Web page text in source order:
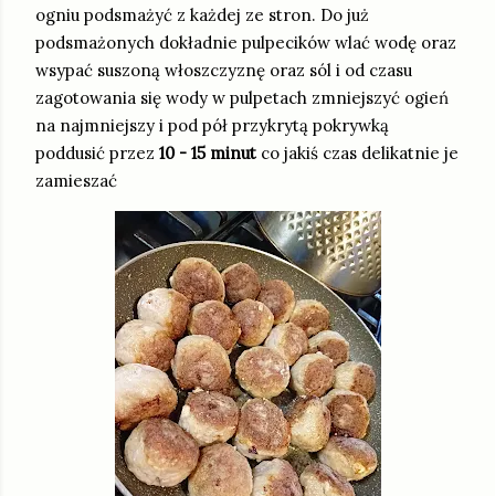
ogniu podsmażyć z każdej ze stron. Do już
podsmażonych dokładnie pulpecików wlać wodę oraz
wsypać suszoną włoszczyznę oraz sól i od czasu
zagotowania się wody w pulpetach zmniejszyć ogień
na najmniejszy i pod pół przykrytą pokrywką
poddusić przez 10 - 15 minut co jakiś czas delikatnie je
zamieszać